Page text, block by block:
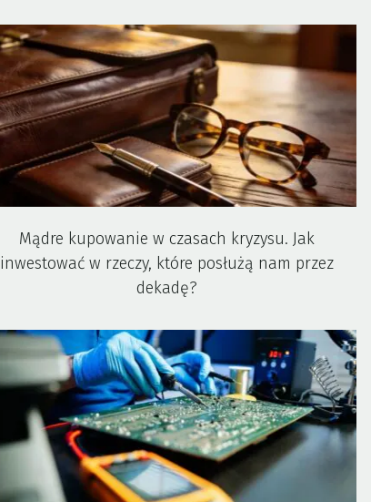
Mądre kupowanie w czasach kryzysu. Jak
inwestować w rzeczy, które posłużą nam przez
dekadę?